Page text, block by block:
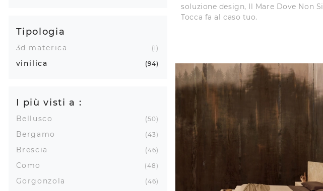
Tipologia
3d materica 1
vinilica 94
I più visti a :
Bellusco 50
Bergamo 43
Brescia 46
Como 48
Gorgonzola 46
soluzione design, Il Mare Dove Non Si
Tocca fa al caso tuo.